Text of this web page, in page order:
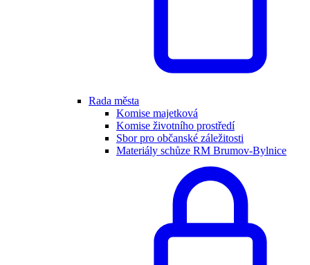
Rada města
Komise majetková
Komise životního prostředí
Sbor pro občanské záležitosti
Materiály schůze RM Brumov-Bylnice